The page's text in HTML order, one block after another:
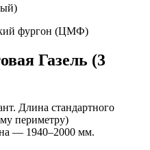
фургон (ЦМФ)
Газель (3
Длина стандартного
периметру)
— 1940–2000 мм.